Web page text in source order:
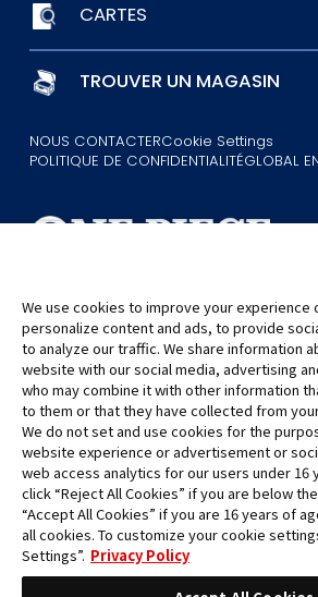
CARTES
TROUVER UN MAGASIN
NOUS CONTACTERCookie Settings
POLITIQUE DE CONFIDENTIALITÉGLOBAL
©Eiichiro Oda/Shueisha
©Eiichiro Oda/Shueisha, Toei Animation
Toutes les images, textes et données de ce
reproduits sans autorisation.
Veuillez noter que les images utilisées sur ce
produit final, car celui-ci est encore en cours
*Apple et le logo Apple sont des marques
Inc. en Amérique du Nord ou dans la région
est une marque de service d'Apple Inc.
*Google Play et le logo Google Play sont des
We use cookies to improve your experience
personalize content and ads, to provide
to analyze our traffic. We share information
website with our social media, advertising
who may combine it with other information
to them or that they have collected from
We do not set and use cookies for the
website experience or advertisement or
web access analytics for our users under 16
click “Reject All Cookies” if you are below
“Accept All Cookies” if you are 16 years of
all cookies. To customize your cookie
Settings”. Privacy Policy